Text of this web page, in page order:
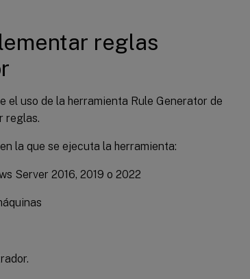
reglas
el uso de la herramienta Rule Generator de
reglas.
la que se ejecuta la herramienta:
Server 2016, 2019 o 2022